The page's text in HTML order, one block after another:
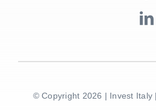
© Copyright 2026 | Invest Italy